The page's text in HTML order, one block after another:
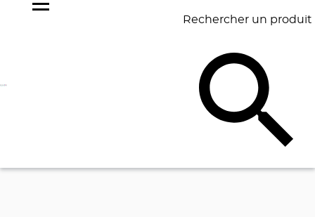
Rechercher un produit
BAGAGERIE BUREAU